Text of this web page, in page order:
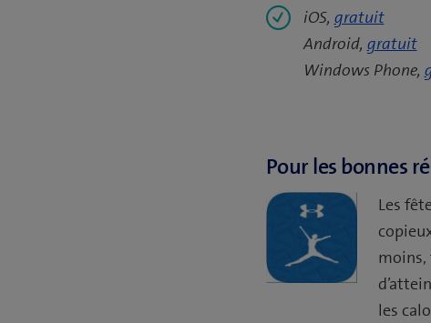
iOS, gratuit
Android, gratuit
Windows Phone,
Pour les bonnes
Les
moins,
les